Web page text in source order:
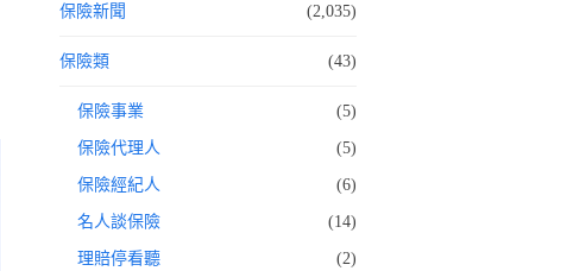
保險新聞 (2,035)
保險類 (43)
保險事業 (5)
保險代理人 (5)
保險經紀人 (6)
名人談保險 (14)
理賠停看聽 (2)